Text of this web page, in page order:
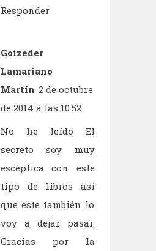
Responder
Goizeder
Lamariano
Martín 2 de octubre
de 2014 a las 10:52
No he leído El
secreto soy muy
escéptica con este
tipo de libros así
que este también lo
voy a dejar pasar.
Gracias por la